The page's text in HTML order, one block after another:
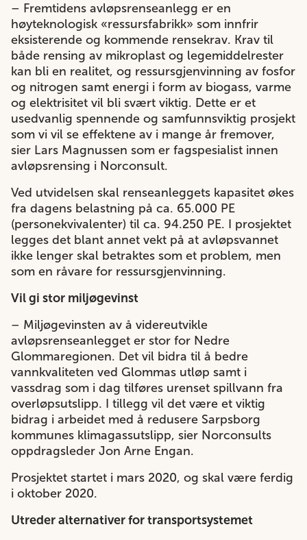
– Fremtidens avløpsrenseanlegg er en
høyteknologisk «ressursfabrikk» som innfrir
eksisterende og kommende rensekrav. Krav til
både rensing av mikroplast og legemiddelrester
kan bli en realitet, og ressursgjenvinning av fosfor
og nitrogen samt energi i form av biogass, varme
og elektrisitet vil bli svært viktig. Dette er et
usedvanlig spennende og samfunnsviktig prosjekt
som vi vil se effektene av i mange år fremover,
sier Lars Magnussen som er fagspesialist innen
avløpsrensing i Norconsult.
Ved utvidelsen skal renseanleggets kapasitet økes
fra dagens belastning på ca. 65.000 PE
(personekvivalenter) til ca. 94.250 PE. I prosjektet
legges det blant annet vekt på at avløpsvannet
ikke lenger skal betraktes som et problem, men
som en råvare for ressursgjenvinning.
Vil gi stor miljøgevinst
– Miljøgevinsten av å videreutvikle
avløpsrenseanlegget er stor for Nedre
Glommaregionen. Det vil bidra til å bedre
vannkvaliteten ved Glommas utløp samt i
vassdrag som i dag tilføres urenset spillvann fra
overløpsutslipp. I tillegg vil det være et viktig
bidrag i arbeidet med å redusere Sarpsborg
kommunes klimagassutslipp, sier Norconsults
oppdragsleder Jon Arne Engan.
Prosjektet startet i mars 2020, og skal være ferdig
i oktober 2020.
Utreder alternativer for transportsystemet